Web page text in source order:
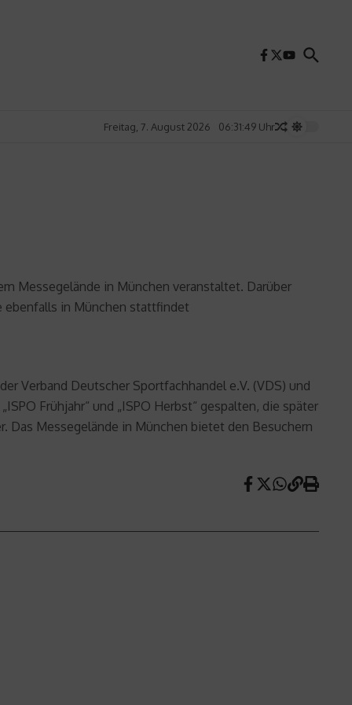
Freitag, 7. August 2026 06:31:50 Uhr
Messegelände in München veranstaltet. Darüber
ebenfalls in München stattfindet
Verband Deutscher Sportfachhandel e.V. (VDS) und
Frühjahr“ und „ISPO Herbst“ gespalten, die später
Das Messegelände in München bietet den Besuchern